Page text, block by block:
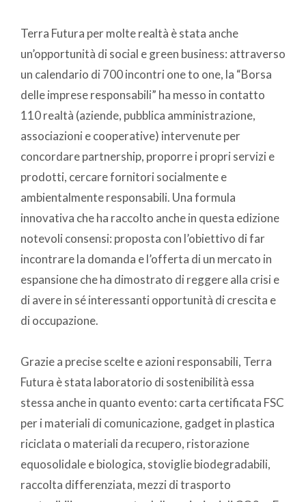
Terra Futura per molte realtà è stata anche
un’opportunità di social e green business: attraverso
un calendario di 700 incontri one to one, la “Borsa
delle imprese responsabili” ha messo in contatto
110 realtà (aziende, pubblica amministrazione,
associazioni e cooperative) intervenute per
concordare partnership, proporre i propri servizi e
prodotti, cercare fornitori socialmente e
ambientalmente responsabili. Una formula
innovativa che ha raccolto anche in questa edizione
notevoli consensi: proposta con l’obiettivo di far
incontrare la domanda e l’offerta di un mercato in
espansione che ha dimostrato di reggere alla crisi e
di avere in sé interessanti opportunità di crescita e
di occupazione.
Grazie a precise scelte e azioni responsabili, Terra
Futura è stata laboratorio di sostenibilità essa
stessa anche in quanto evento: carta certificata FSC
per i materiali di comunicazione, gadget in plastica
riciclata o materiali da recupero, ristorazione
equosolidale e biologica, stoviglie biodegradabili,
raccolta differenziata, mezzi di trasporto